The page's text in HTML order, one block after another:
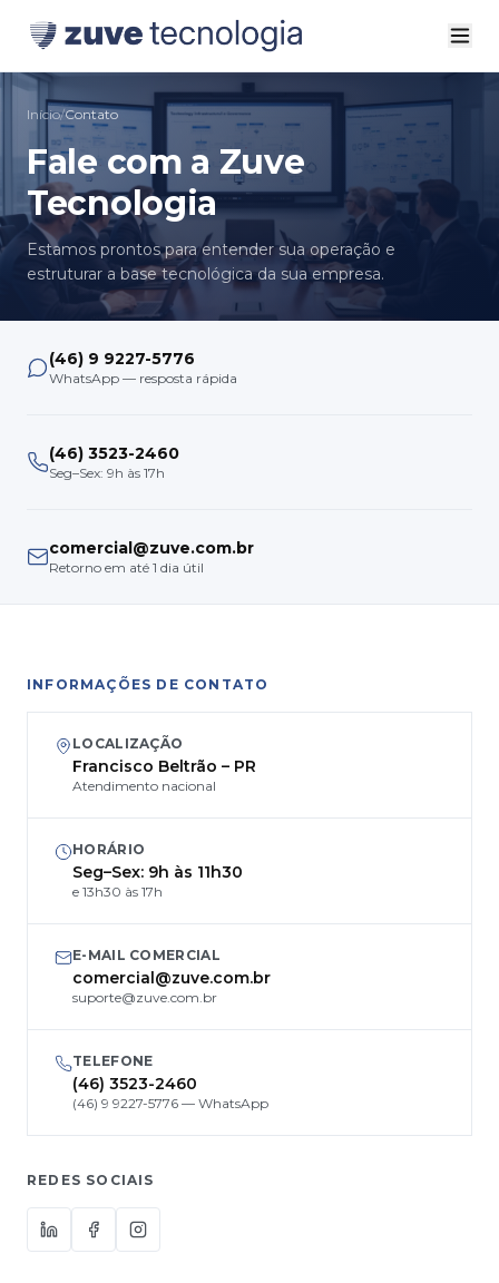
Início/Contato
Fale com a Zuve
Tecnologia
Estamos prontos para entender sua operação e
estruturar a base tecnológica da sua empresa.
(46) 9 9227-5776
WhatsApp — resposta rápida
(46) 3523-2460
Seg–Sex: 9h às 17h
comercial@zuve.com.br
Retorno em até 1 dia útil
INFORMAÇÕES DE CONTATO
LOCALIZAÇÃO
Francisco Beltrão – PR
Atendimento nacional
HORÁRIO
Seg–Sex: 9h às 11h30
e 13h30 às 17h
E-MAIL COMERCIAL
comercial@zuve.com.br
suporte@zuve.com.br
TELEFONE
(46) 3523-2460
(46) 9 9227-5776 — WhatsApp
REDES SOCIAIS